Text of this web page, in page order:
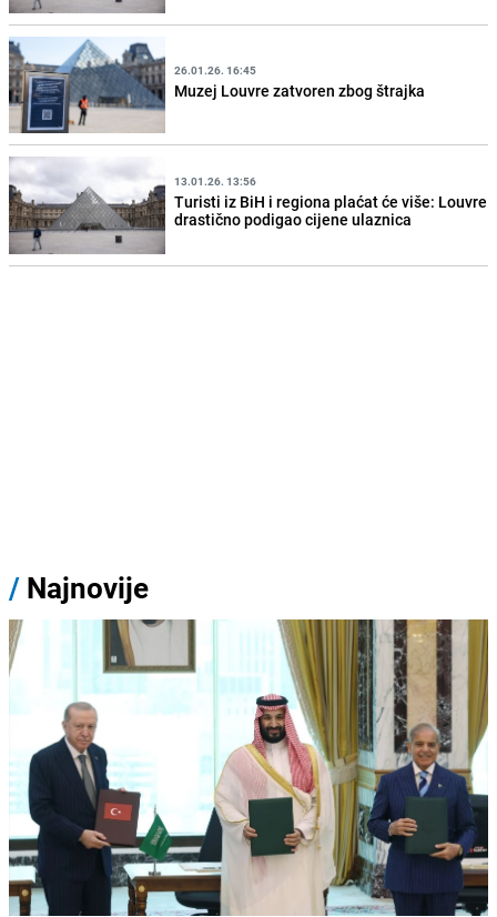
26.01.26. 16:45
Muzej Louvre zatvoren zbog štrajka
13.01.26. 13:56
Turisti iz BiH i regiona plaćat će više: Louvre
drastično podigao cijene ulaznica
/ Najnovije